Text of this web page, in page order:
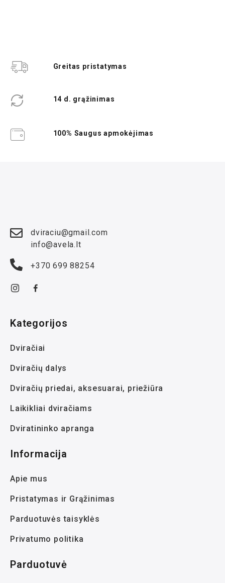
Greitas pristatymas
14 d. grąžinimas
100% Saugus apmokėjimas
dviraciu@gmail.com
info@avela.lt
+370 699 88254
Kategorijos
Dviračiai
Dviračių dalys
Dviračių priedai, aksesuarai, priežiūra
Laikikliai dviračiams
Dviratininko apranga
Informacija
Apie mus
Pristatymas ir Grąžinimas
Parduotuvės taisyklės
Privatumo politika
Parduotuvė